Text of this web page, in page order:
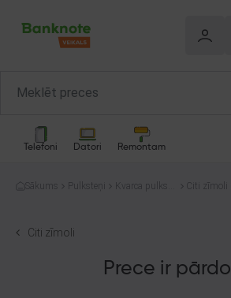
Telefoni Datori Remontam
Sākums Pulksteņi
Kvarca pulkste
Citi zīmoli
Citi zīmoli
Prece ir